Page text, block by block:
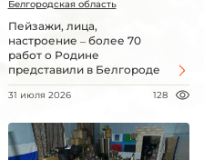
Белгородская область
Пейзажи, лица,
настроение – более 70
работ о Родине
представили в Белгороде
31 июля 2026 128